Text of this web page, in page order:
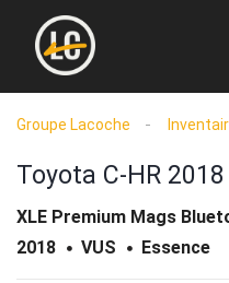
Groupe Lacoche
Toyota C-HR 2018
XLE Premium Mags
2018
VUS Essence